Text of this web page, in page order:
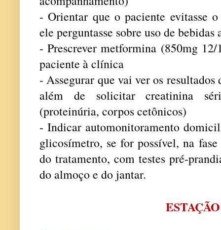
- Orientar que o paciente evitasse
ele perguntasse sobre uso de bebidas
- Prescrever metformina (850mg
paciente à clínica
- Assegurar que vai ver os
além de solicitar creatinina
(proteinúria, corpos cetônicos)
- Indicar automonitoramento
glicosímetro, se for possível, na
do tratamento, com testes pré-
do almoço e do jantar.